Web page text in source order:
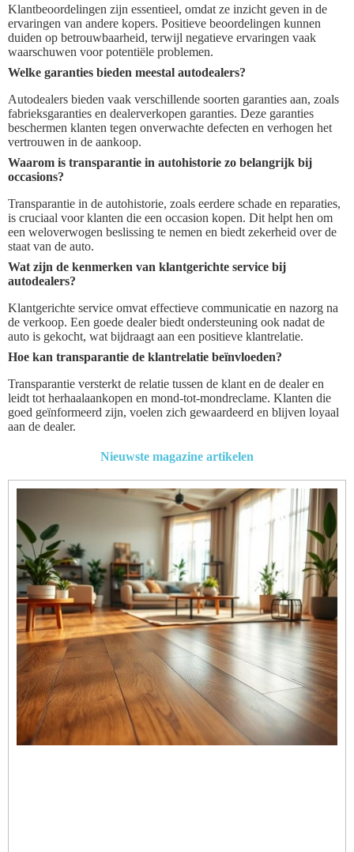
Klantbeoordelingen zijn essentieel, omdat ze inzicht geven in de
ervaringen van andere kopers. Positieve beoordelingen kunnen
duiden op betrouwbaarheid, terwijl negatieve ervaringen vaak
waarschuwen voor potentiële problemen.
Welke garanties bieden meestal autodealers?
Autodealers bieden vaak verschillende soorten garanties aan, zoals
fabrieksgaranties en dealerverkopen garanties. Deze garanties
beschermen klanten tegen onverwachte defecten en verhogen het
vertrouwen in de aankoop.
Waarom is transparantie in autohistorie zo belangrijk bij
occasions?
Transparantie in de autohistorie, zoals eerdere schade en reparaties,
is cruciaal voor klanten die een occasion kopen. Dit helpt hen om
een weloverwogen beslissing te nemen en biedt zekerheid over de
staat van de auto.
Wat zijn de kenmerken van klantgerichte service bij
autodealers?
Klantgerichte service omvat effectieve communicatie en nazorg na
de verkoop. Een goede dealer biedt ondersteuning ook nadat de
auto is gekocht, wat bijdraagt aan een positieve klantrelatie.
Hoe kan transparantie de klantrelatie beïnvloeden?
Transparantie versterkt de relatie tussen de klant en de dealer en
leidt tot herhaalaankopen en mond-tot-mondreclame. Klanten die
goed geïnformeerd zijn, voelen zich gewaardeerd en blijven loyaal
aan de dealer.
Nieuwste magazine artikelen